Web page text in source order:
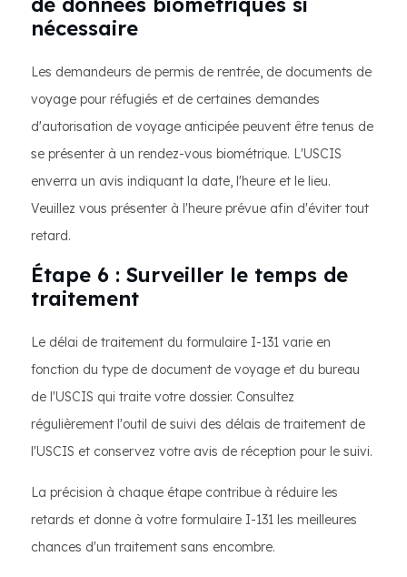
nécessaire
Les demandeurs de permis de rentrée, de documents de
voyage pour réfugiés et de certaines demandes
d'autorisation de voyage anticipée peuvent être tenus de
se présenter à un rendez-vous biométrique. L'USCIS
enverra un avis indiquant la date, l'heure et le lieu.
Veuillez vous présenter à l'heure prévue afin d'éviter tout
retard.
Étape 6 : Surveiller le temps de
traitement
Le délai de traitement du formulaire I-131 varie en
fonction du type de document de voyage et du bureau
de l'USCIS qui traite votre dossier. Consultez
régulièrement l'outil de suivi des délais de traitement de
l'USCIS et conservez votre avis de réception pour le suivi.
La précision à chaque étape contribue à réduire les
retards et donne à votre formulaire I-131 les meilleures
chances d'un traitement sans encombre.